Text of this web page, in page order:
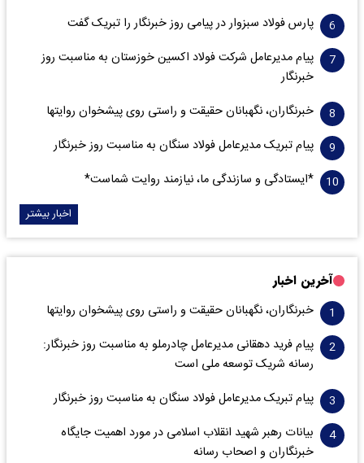
پارس فولاد سبزوار در پیامی روز خبرنگار را تبریک گفت
پیام مدیرعامل شرکت فولاد اکسین خوزستان به مناسبت روز
خبرنگار
خبرنگاران، نگهبانان حقیقت و راستی روی پیشخوان روایت­ها
پیام تبریک مدیرعامل فولاد سنگان به مناسبت روز خبرنگار
*ایستادگی و سازندگی ما، نیازمند روایت شماست*
اخبار بیشتر
آخرین اخبار
خبرنگاران، نگهبانان حقیقت و راستی روی پیشخوان روایت­ها
پیام فرید دهقانی مدیرعامل چادرملو به مناسبت روز خبرنگار:
رسانه شریک توسعه ملی است
پیام تبریک مدیرعامل فولاد سنگان به مناسبت روز خبرنگار
بیانات رهبر شهید انقلاب اسلامی در مورد اهمیت جایگاه
خبرنگاران و اصحاب رسانه